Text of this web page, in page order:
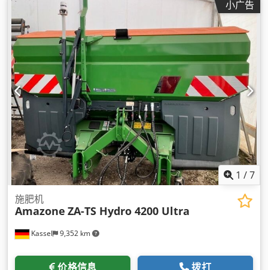
小广告
1 /7
Kassel 9,352 km
施肥机
Amazone ZA-TS Hydro 4200 Ultra
价格信息 拨打